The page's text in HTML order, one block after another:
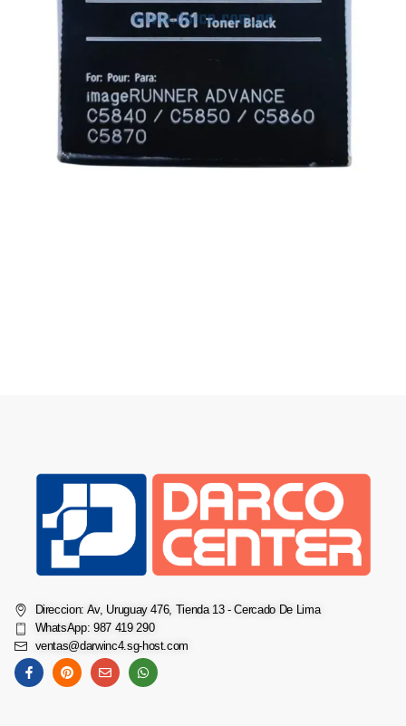
Direccion: Av, Uruguay 476, Tienda 13 - Cercado De Lima
WhatsApp: 987 419 290
ventas@darwinc4.sg-host.com